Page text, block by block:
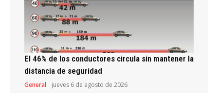
El 46% de los conductores circula sin mantener la
distancia de seguridad
General jueves 6 de agosto de 2026